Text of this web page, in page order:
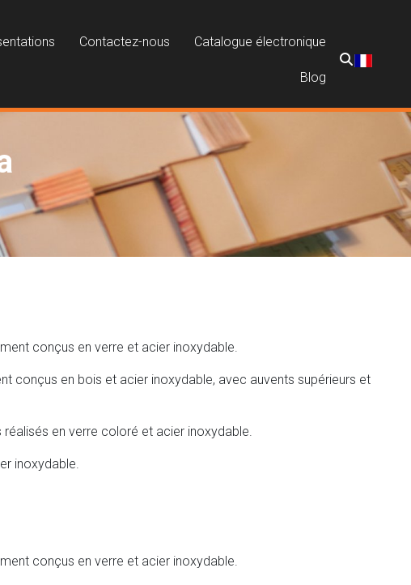
Contactez-nous Catalogue électronique
Blog
conçus en verre et acier inoxydable.
conçus en bois et acier inoxydable, avec auvents supérieurs et
en verre coloré et acier inoxydable.
inoxydable.
conçus en verre et acier inoxydable.